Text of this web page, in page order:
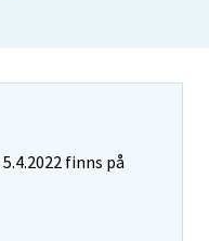
finns på